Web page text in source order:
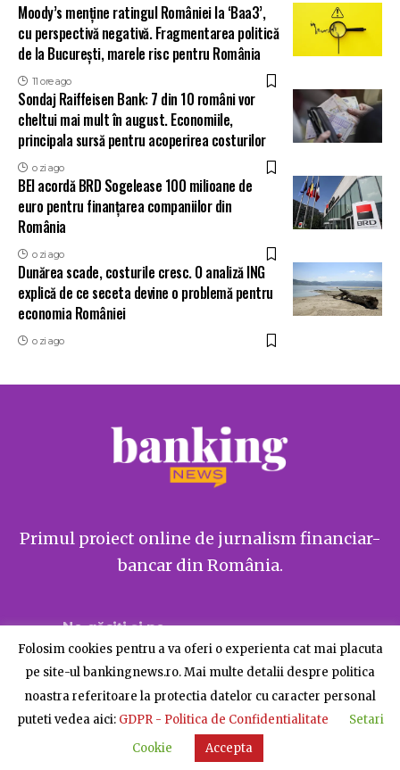
Moody’s menține ratingul României la ‘Baa3’,
cu perspectivă negativă. Fragmentarea politică
de la București, marele risc pentru România
11 ore ago
Sondaj Raiffeisen Bank: 7 din 10 români vor
cheltui mai mult în august. Economiile,
principala sursă pentru acoperirea costurilor
o zi ago
BEI acordă BRD Sogelease 100 milioane de
euro pentru finanțarea companiilor din
România
o zi ago
Dunărea scade, costurile cresc. O analiză ING
explică de ce seceta devine o problemă pentru
economia României
o zi ago
Primul proiect online de jurnalism financiar-
bancar din România.
Ne găsiți și pe
© BankingNews - Toate drepturile rezervate
Despre BankingNews Contact Publicitate
Folosim cookies pentru a va oferi o experienta cat mai placuta
pe site-ul bankingnews.ro. Mai multe detalii despre politica
noastra referitoare la protectia datelor cu caracter personal
puteti vedea aici: GDPR - Politica de Confidentialitate
Setari
Cookie
Accepta